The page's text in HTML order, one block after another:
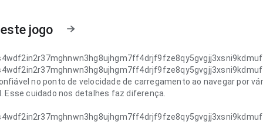
jogo
no ponto de velocidade de carregamento ao navegar por
Esse cuidado nos detalhes faz diferença.